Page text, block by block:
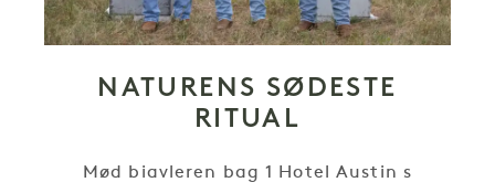
NATURENS SØDESTE
RITUAL
Mød biavleren bag 1 Hotel Austin s